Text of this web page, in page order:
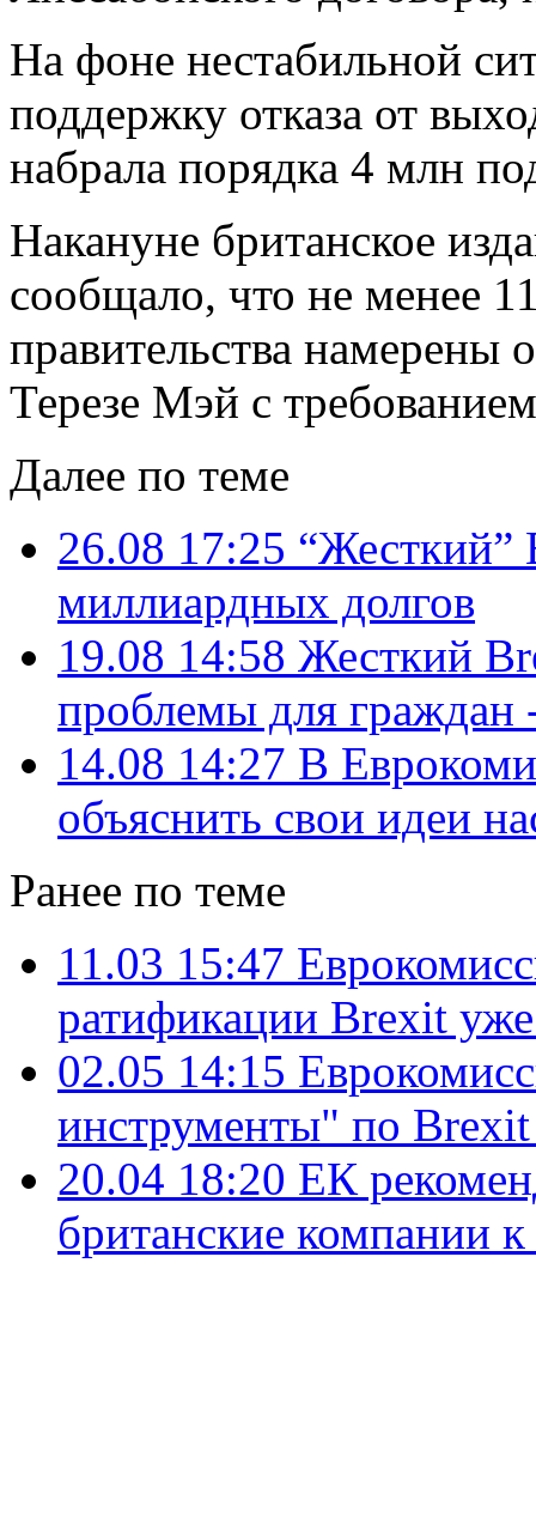
На фоне нестабильной
поддержку отказа от
набрала порядка 4 млн
Накануне британское
сообщало, что не менее
правительства намерены
Терезе Мэй с
Далее по теме
26.08 17:25 “Жесткий”
миллиардных долгов
19.08 14:58 Жесткий
проблемы для
14.08 14:27 В
объяснить свои идеи
Ранее по теме
11.03 15:47
ратификации Brexit уже
02.05 14:15
инструменты" по
20.04 18:20 ЕК
британские компании